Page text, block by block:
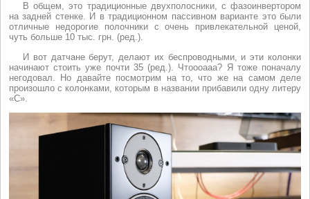
В общем, это традиционные двухполосники, с фазоинвертором
на задней стенке. И в традиционном пассивном варианте это были
отличные недорогие полочники с очень привлекательной ценой,
чуть больше 10 тыс. грн. (ред.).
И вот датчане берут, делают их беспроводными, и эти колонки
начинают стоить уже почти 35 (ред.). Чтоооааа? Я тоже поначалу
негодовал. Но давайте посмотрим на то, что же на самом деле
произошло с колонками, которым в названии прибавили одну литеру
«С».